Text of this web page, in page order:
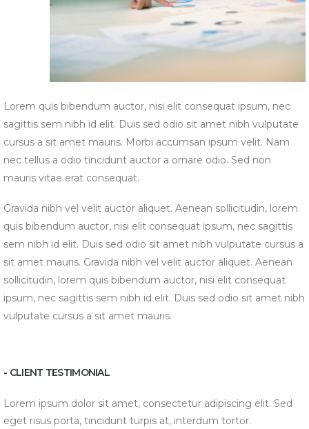
Lorem quis bibendum auctor, nisi elit consequat ipsum, nec
sagittis sem nibh id elit. Duis sed odio sit amet nibh vulputate
cursus a sit amet mauris. Morbi accumsan ipsum velit. Nam
nec tellus a odio tincidunt auctor a ornare odio. Sed non
mauris vitae erat consequat.
Gravida nibh vel velit auctor aliquet. Aenean sollicitudin, lorem
quis bibendum auctor, nisi elit consequat ipsum, nec sagittis
sem nibh id elit. Duis sed odio sit amet nibh vulputate cursus a
sit amet mauris. Gravida nibh vel velit auctor aliquet. Aenean
sollicitudin, lorem quis bibendum auctor, nisi elit consequat
ipsum, nec sagittis sem nibh id elit. Duis sed odio sit amet nibh
vulputate cursus a sit amet mauris.
- CLIENT TESTIMONIAL
Lorem ipsum dolor sit amet, consectetur adipiscing elit. Sed
eget risus porta, tincidunt turpis at, interdum tortor.